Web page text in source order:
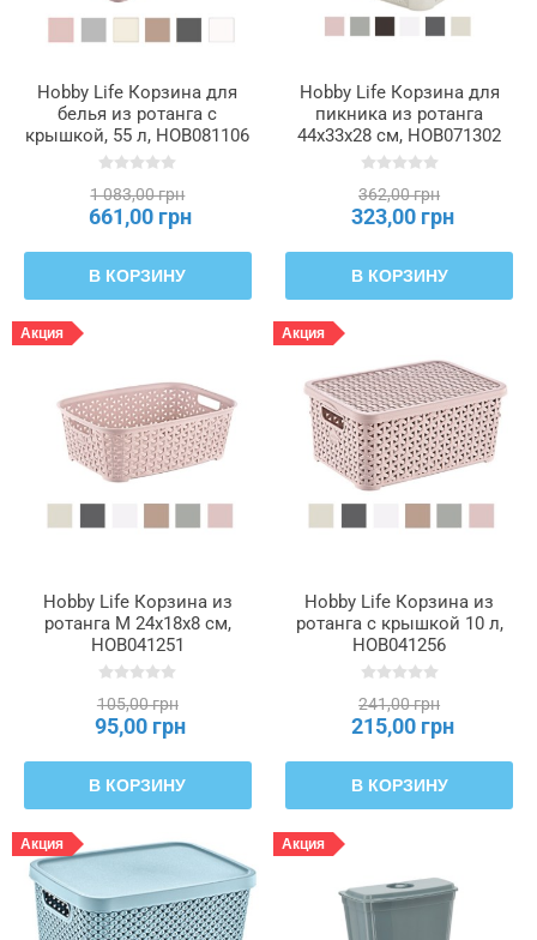
Hobby Life Корзина для
белья из ротанга с
крышкой, 55 л, HOB081106
1 083,00 грн
661,00 грн
В КОРЗИНУ
Hobby Life Корзина для
пикника из ротанга
44x33x28 см, HOB071302
362,00 грн
323,00 грн
В КОРЗИНУ
Акция
Hobby Life Корзина из
ротанга M 24x18x8 см,
HOB041251
105,00 грн
95,00 грн
В КОРЗИНУ
Акция
Hobby Life Корзина из
ротанга с крышкой 10 л,
HOB041256
241,00 грн
215,00 грн
В КОРЗИНУ
Акция Акция